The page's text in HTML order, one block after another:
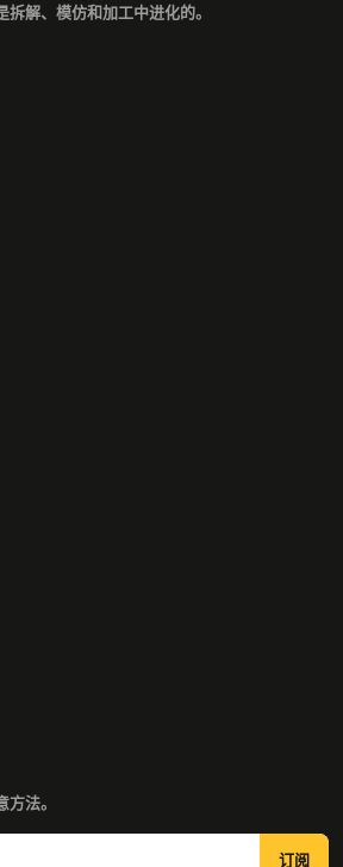
解、模仿和加工中进化的。
法。
订阅